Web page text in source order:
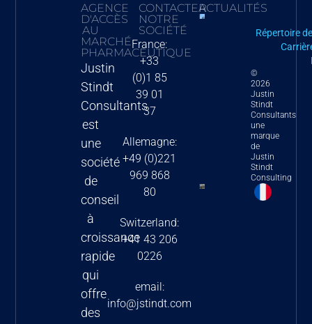
AGENCE
D'ACCÈS
AU
MARCHÉ
PHARMACEUTIQUE
Justin
Stindt
Consultants
est
une
société
de
conseil
à
croissance
rapide
qui
offre
des
CONTACTER
NOTRE
SOCIÉTÉ
France:
+33
(0)1 85
39 01
37
Allemagne:
+49 (0)221
969 868
80
Switzerland:
+41 43 206
0226
email:
info@jstindt.com
ACTUALITÉS
nouveau projet
communication
avec l’Agence
européenne
médicaments
Loi sur la
©
2026
Justin
Stindt
Consultants
une
marque
de
Justin
Stindt
Consulting
Répertoire